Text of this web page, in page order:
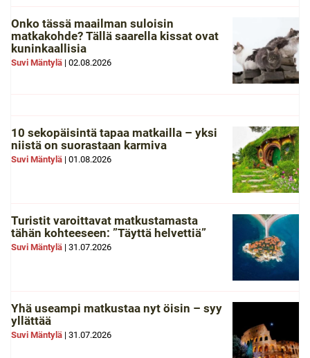
Onko tässä maailman suloisin
matkakohde? Tällä saarella kissat ovat
kuninkaallisia
Suvi Mäntylä | 02.08.2026
10 sekopäisintä tapaa matkailla – yksi
niistä on suorastaan karmiva
Suvi Mäntylä | 01.08.2026
Turistit varoittavat matkustamasta
tähän kohteeseen: ”Täyttä helvettiä”
Suvi Mäntylä | 31.07.2026
Yhä useampi matkustaa nyt öisin – syy
yllättää
Suvi Mäntylä | 31.07.2026